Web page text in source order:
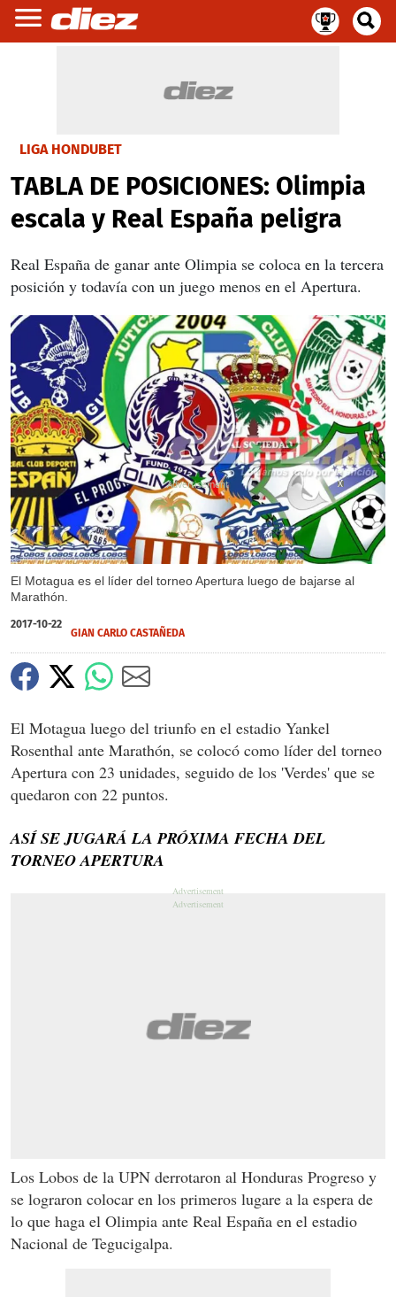
LIGA HONDUBET
TABLA DE POSICIONES: Olimpia
escala y Real España peligra
Real España de ganar ante Olimpia se coloca en la tercera
posición y todavía con un juego menos en el Apertura.
El Motagua es el líder del torneo Apertura luego de bajarse al
Marathón.
X
X
2017-10-22
GIAN CARLO CASTAÑEDA
El Motagua luego del triunfo en el estadio Yankel
Rosenthal ante Marathón, se colocó como líder del torneo
Apertura con 23 unidades, seguido de los 'Verdes' que se
quedaron con 22 puntos.
ASÍ SE JUGARÁ LA PRÓXIMA FECHA DEL
TORNEO APERTURA
Los Lobos de la UPN derrotaron al Honduras Progreso y
se lograron colocar en los primeros lugare a la espera de
lo que haga el Olimpia ante Real España en el estadio
Nacional de Tegucigalpa.